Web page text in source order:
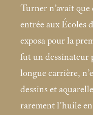
Turner n’avait que
entrée aux Écoles
exposa pour la
fut un dessinateur
longue carrière,
dessins et
rarement l’huile